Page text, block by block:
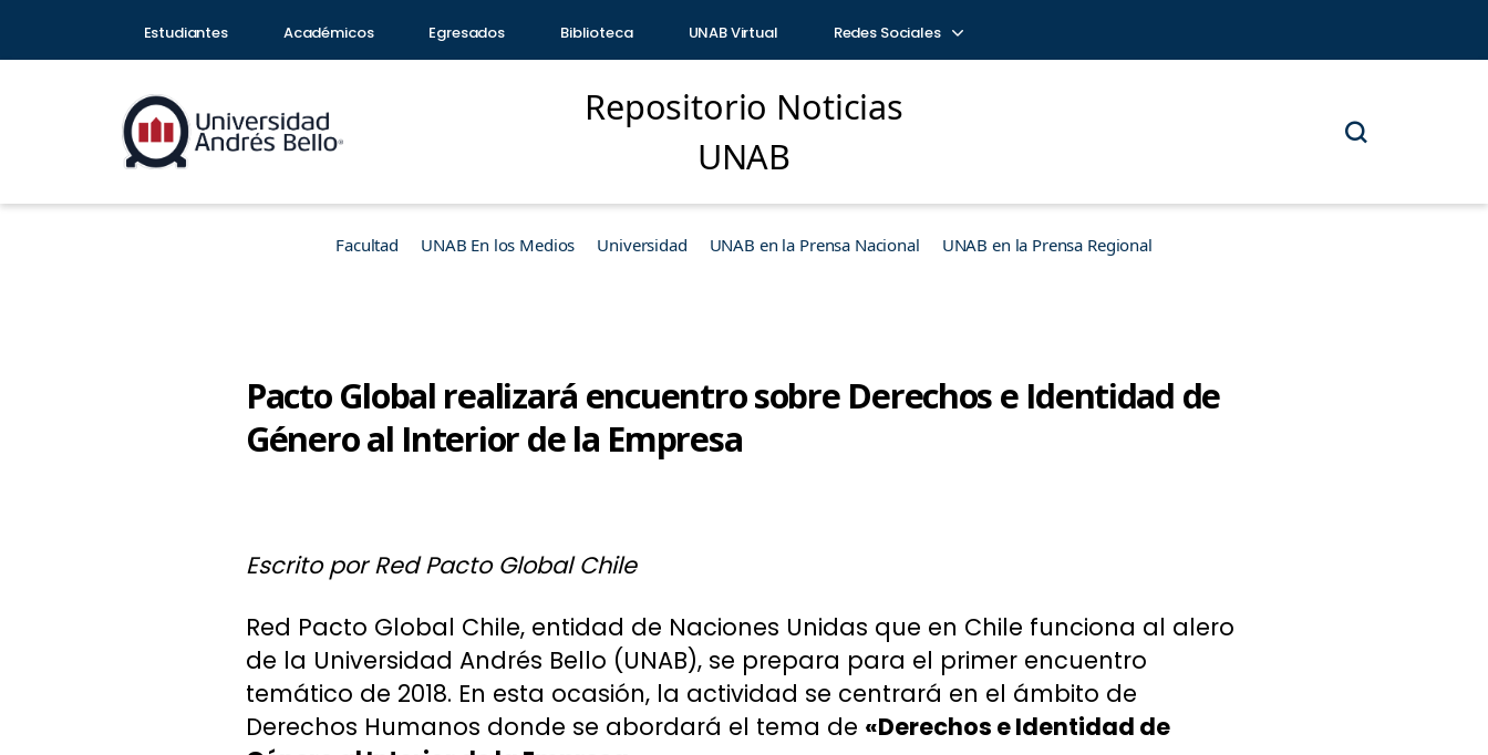
Estudiantes Académicos Egresados Biblioteca UNAB Virtual Redes Sociales
Repositorio Noticias
UNAB
Facultad UNAB En los Medios Universidad UNAB en la Prensa Nacional UNAB en la Prensa Regional
Pacto Global realizará encuentro sobre Derechos e Identidad de
Género al Interior de la Empresa
Escrito por Red Pacto Global Chile
Red Pacto Global Chile, entidad de Naciones Unidas que en Chile funciona al alero
de la Universidad Andrés Bello (UNAB), se prepara para el primer encuentro
temático de 2018. En esta ocasión, la actividad se centrará en el ámbito de
Derechos Humanos donde se abordará el tema de «Derechos e Identidad de